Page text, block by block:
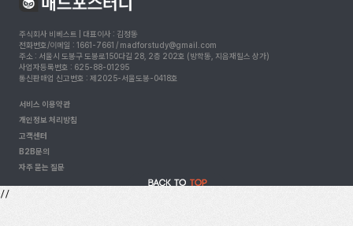
주식회사 비베스트 | 대표이사 : 김정동
전화번호/이메일 : 1661-7661 / madforstudy@gmail.com
주소 : 서울시 도봉구 도봉로150다길 28, 2층 202호 (방학동, 지음재힐스 상가)
사업자등록번호 : 625-88-01295
통신판매업 신고번호 : 제2025-서울도봉-0418호
서비스 이용약관
개인정보 처리방침
고객센터
B2B문의
자주 묻는 질문
//